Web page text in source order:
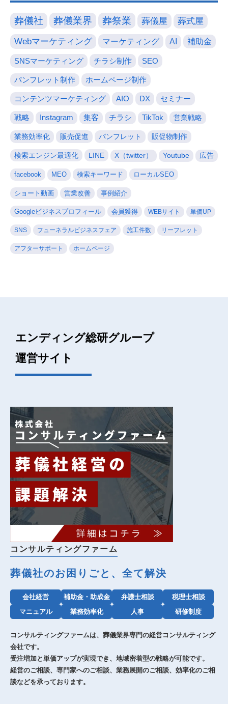
葬儀社 葬儀業界 葬祭業 葬儀屋 葬式屋
Webマーケティング マーケティング AI 補助金
SNSマーケティング チラシ制作 SEO
パンフレット制作 ホームページ制作
コンテンツマーケティング AIO DX セミナー
戦略 Instagram 集客 チラシ TikTok 営業戦略
業務効率化 販売促進 パンフレット 販促物制作
検索エンジン最適化 LINE X（twitter） Youtube 広告
facebook MEO 検索キーワード ローカルSEO
ショート動画 営業改善 事例紹介
Googleビジネスプロフィール 会員獲得 WEBサイト 単価UP
SNS フューネラルビジネスフェア 施工件数 リーフレット
アフターサポート ホームページ
エンディング総研グループ
運営サイト
コンサルティングファーム
葬儀社のお困りごと、全て解決
会社経営 補助金・助成金 弁護士相談
税理士相談
マニュアル
業務効率化 人事 研修制度
コンサルティングファームは、葬儀業界専門の経営コンサルティング
会社です。
受注増加と単価アップが実現でき、地域密着型の戦略が可能です。
経営のご相談、専門家へのご相談、業務展開のご相談、効率化のご相
談などを承っております。